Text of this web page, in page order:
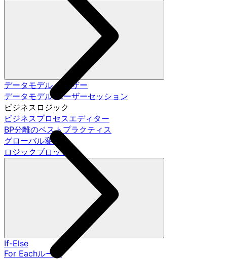
データモデル ユーザー
データモデル ユーザーセッション
ビジネスロジック
ビジネスプロセスエディター
BP分離のベストプラクティス
グローバル変数
ロジックブロック
If-Else
For Eachループ